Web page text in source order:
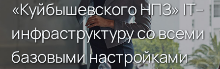
«Куйбышевского НПЗ» IТ–
инфраструктуру со всеми
базовыми настройками